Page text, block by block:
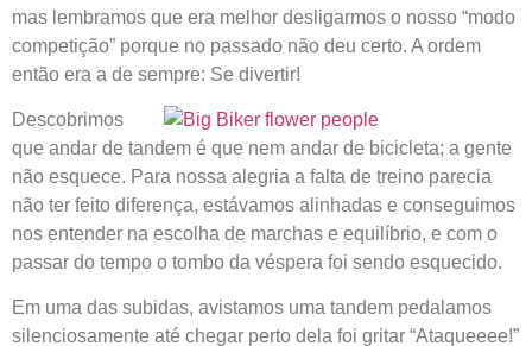
mas lembramos que era melhor desligarmos o nosso “modo
competição” porque no passado não deu certo. A ordem
então era a de sempre: Se divertir!
Descobrimos
que andar de tandem é que nem andar de bicicleta; a gente
não esquece. Para nossa alegria a falta de treino parecia
não ter feito diferença, estávamos alinhadas e conseguimos
nos entender na escolha de marchas e equilíbrio, e com o
passar do tempo o tombo da véspera foi sendo esquecido.
Em uma das subidas, avistamos uma tandem pedalamos
silenciosamente até chegar perto dela foi gritar “Ataqueeee!”